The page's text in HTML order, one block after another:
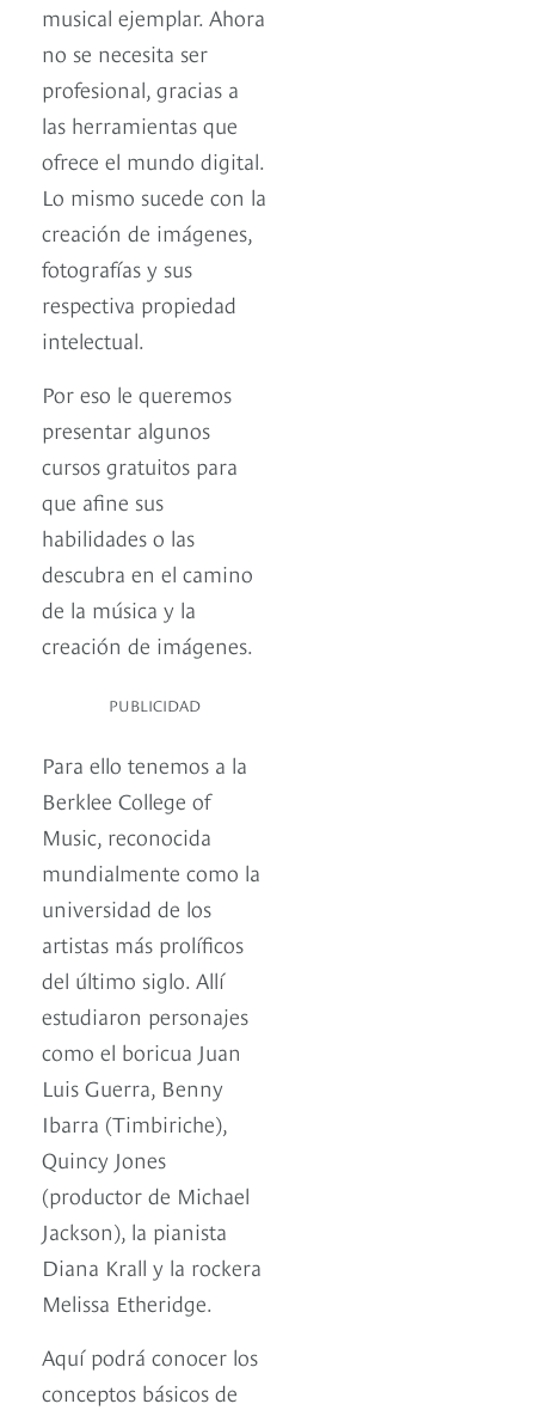
musical ejemplar. Ahora
no se necesita ser
profesional, gracias a
las herramientas que
ofrece el mundo digital.
Lo mismo sucede con la
creación de imágenes,
fotografías y sus
respectiva propiedad
intelectual.
Por eso le queremos
presentar algunos
cursos gratuitos para
que afine sus
habilidades o las
descubra en el camino
de la música y la
creación de imágenes.
PUBLICIDAD
Para ello tenemos a la
Berklee College of
Music, reconocida
mundialmente como la
universidad de los
artistas más prolíficos
del último siglo. Allí
estudiaron personajes
como el boricua Juan
Luis Guerra, Benny
Ibarra (Timbiriche),
Quincy Jones
(productor de Michael
Jackson), la pianista
Diana Krall y la rockera
Melissa Etheridge.
Aquí podrá conocer los
conceptos básicos de